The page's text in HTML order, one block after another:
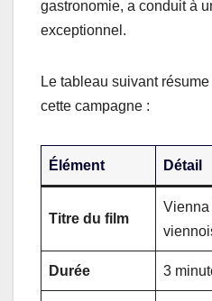
gastronomie, a conduit à
exceptionnel.
Le tableau suivant
cette campagne :
Élément Détail
Titre du film
Vienna
Durée 3